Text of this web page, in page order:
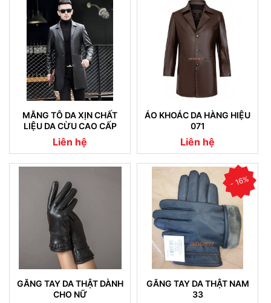
MĂNG TÔ DA XỊN CHẤT
LIỆU DA CỪU CAO CẤP
NHẬP KHẨU (07)
Liên hệ
ÁO KHOÁC DA HÀNG HIỆU
071
Liên hệ
GĂNG TAY DA THẬT DÀNH
CHO NỮ
- 16%
GĂNG TAY DA THẬT NAM
33